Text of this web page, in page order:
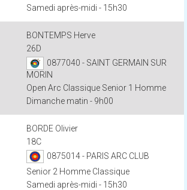
Samedi après-midi - 15h30
BONTEMPS Herve
26D
0877040 - SAINT GERMAIN SUR
MORIN
Open Arc Classique Senior 1 Homme
Dimanche matin - 9h00
BORDE Olivier
18C
0875014 - PARIS ARC CLUB
Senior 2 Homme Classique
Samedi après-midi - 15h30